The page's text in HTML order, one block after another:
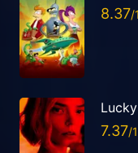
8.37
Lucky
7.37